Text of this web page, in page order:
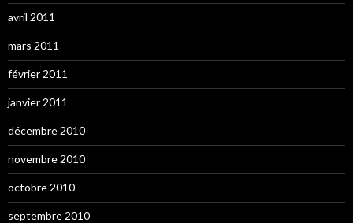
avril 2011
mars 2011
février 2011
janvier 2011
décembre 2010
novembre 2010
octobre 2010
septembre 2010